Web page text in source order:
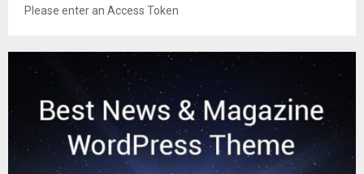
Please enter an Access Token